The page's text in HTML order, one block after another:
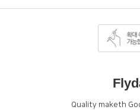
Quality maketh